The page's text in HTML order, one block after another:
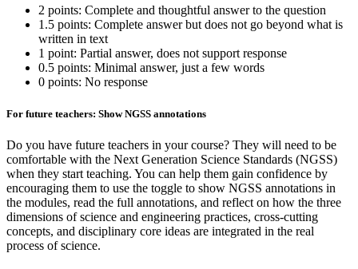
2 points: Complete and thoughtful answer to the question
1.5 points: Complete answer but does not go beyond what is
written in text
1 point: Partial answer, does not support response
0.5 points: Minimal answer, just a few words
0 points: No response
For future teachers: Show NGSS annotations
Do you have future teachers in your course? They will need to be
comfortable with the Next Generation Science Standards (NGSS)
when they start teaching. You can help them gain confidence by
encouraging them to use the toggle to show NGSS annotations in
the modules, read the full annotations, and reflect on how the three
dimensions of science and engineering practices, cross-cutting
concepts, and disciplinary core ideas are integrated in the real
process of science.